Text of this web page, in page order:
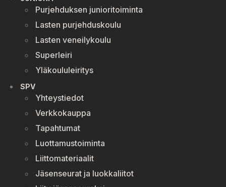
Purjehduksen junioritoiminta
Lasten purjehduskoulu
Lasten veneilykoulu
Superleiri
Yläkoululeiritys
SPV
Yhteystiedot
Verkkokauppa
Tapahtumat
Luottamustoiminta
Liittomateriaalit
Jäsenseurat ja luokkaliitot